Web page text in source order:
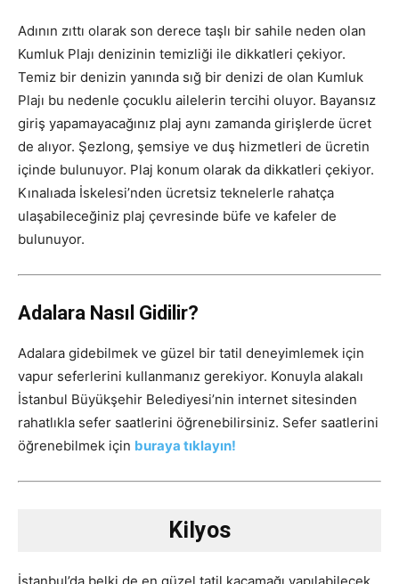
Adının zıttı olarak son derece taşlı bir sahile neden olan
Kumluk Plajı denizinin temizliği ile dikkatleri çekiyor.
Temiz bir denizin yanında sığ bir denizi de olan Kumluk
Plajı bu nedenle çocuklu ailelerin tercihi oluyor. Bayansız
giriş yapamayacağınız plaj aynı zamanda girişlerde ücret
de alıyor. Şezlong, şemsiye ve duş hizmetleri de ücretin
içinde bulunuyor. Plaj konum olarak da dikkatleri çekiyor.
Kınalıada İskelesi’nden ücretsiz teknelerle rahatça
ulaşabileceğiniz plaj çevresinde büfe ve kafeler de
bulunuyor.
Adalara Nasıl Gidilir?
Adalara gidebilmek ve güzel bir tatil deneyimlemek için
vapur seferlerini kullanmanız gerekiyor. Konuyla alakalı
İstanbul Büyükşehir Belediyesi’nin internet sitesinden
rahatlıkla sefer saatlerini öğrenebilirsiniz. Sefer saatlerini
öğrenebilmek için buraya tıklayın!
Kilyos